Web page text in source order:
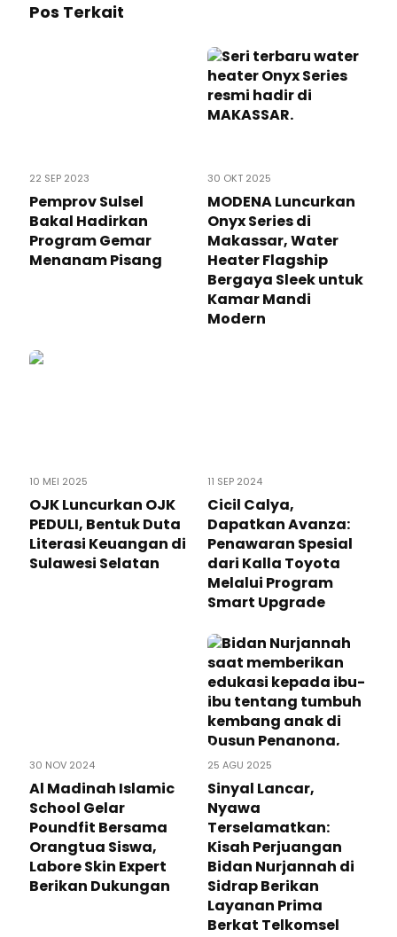
Pos Terkait
22 SEP 2023
Pemprov Sulsel
Bakal Hadirkan
Program Gemar
Menanam Pisang
30 OKT 2025
MODENA Luncurkan
Onyx Series di
Makassar, Water
Heater Flagship
Bergaya Sleek untuk
Kamar Mandi
Modern
10 MEI 2025
OJK Luncurkan OJK
PEDULI, Bentuk Duta
Literasi Keuangan di
Sulawesi Selatan
11 SEP 2024
Cicil Calya,
Dapatkan Avanza:
Penawaran Spesial
dari Kalla Toyota
Melalui Program
Smart Upgrade
30 NOV 2024
Al Madinah Islamic
School Gelar
Poundfit Bersama
Orangtua Siswa,
Labore Skin Expert
Berikan Dukungan
25 AGU 2025
Sinyal Lancar,
Nyawa
Terselamatkan:
Kisah Perjuangan
Bidan Nurjannah di
Sidrap Berikan
Layanan Prima
Berkat Telkomsel